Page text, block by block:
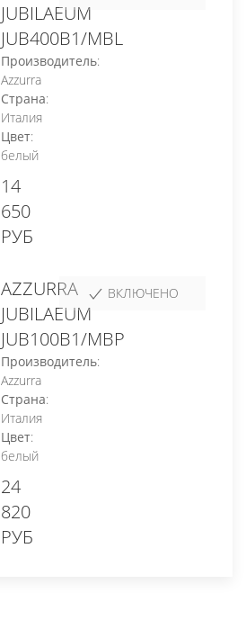
JUBILAEUM
JUB400B1/MBL
Производитель:
Azzurra
Страна:
Италия
Цвет:
белый
14
650
РУБ
AZZURRA
JUBILAEUM
JUB100B1/MBP
Производитель:
Azzurra
Страна:
Италия
Цвет:
белый
24
820
РУБ
ВКЛЮЧЕНО